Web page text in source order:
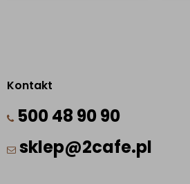
Kontakt
500 48 90 90
sklep@2cafe.pl